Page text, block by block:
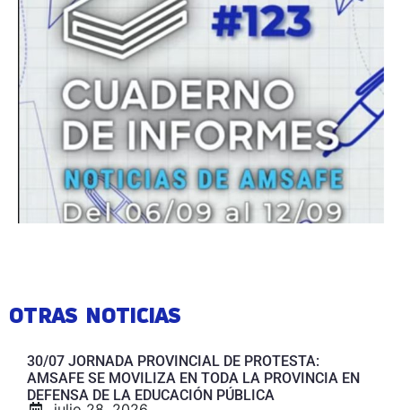
OTRAS NOTICIAS
30/07 JORNADA PROVINCIAL DE PROTESTA:
AMSAFE SE MOVILIZA EN TODA LA PROVINCIA EN
DEFENSA DE LA EDUCACIÓN PÚBLICA